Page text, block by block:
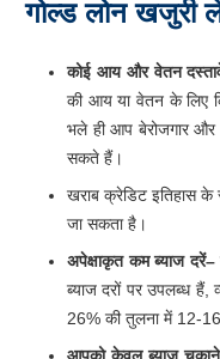
कोई आय और वेतन
की आय या वेतन के लिए
भले ही आप बेरोजगार और
सकते हैं।
खराब क्रेडिट इतिहास के
जा सकता है।
अपेक्षाकृत कम ब्याज दरें–
ब्याज दरों पर उपलब्ध हैं,
26% की तुलना में 12-